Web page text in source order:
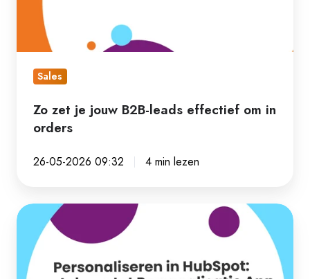
leads
effectief
orders
Sales
Zo zet je jouw B2B-leads effectief om in
orders
26-05-2026 09:32 4 min lezen
Personaliseren
HubSpot:
van